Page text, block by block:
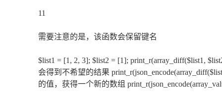
11
需要注意的是，该函数会保留键名
$list1 = [1, 2, 3]; $list2 = [1]; print_r(array_diff($list1,
会得到不希望的结果
的值，获得一个新的数组